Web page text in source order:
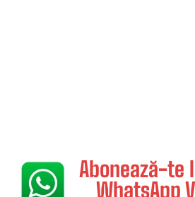
Abonează-te
WhatsApp